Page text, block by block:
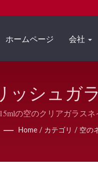
ホームページ 会社
ッシュガ
ス、キ
の空のクリアガラ
、UV/LEDジェル、キュ
Home / カテゴリ / 空の